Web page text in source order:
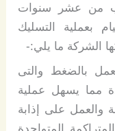
من عشر سنوات
بعملية التسليك
الشركة ما يلي:-
بالضغط والتى
مما يسهل عملية
والعمل على إذابة